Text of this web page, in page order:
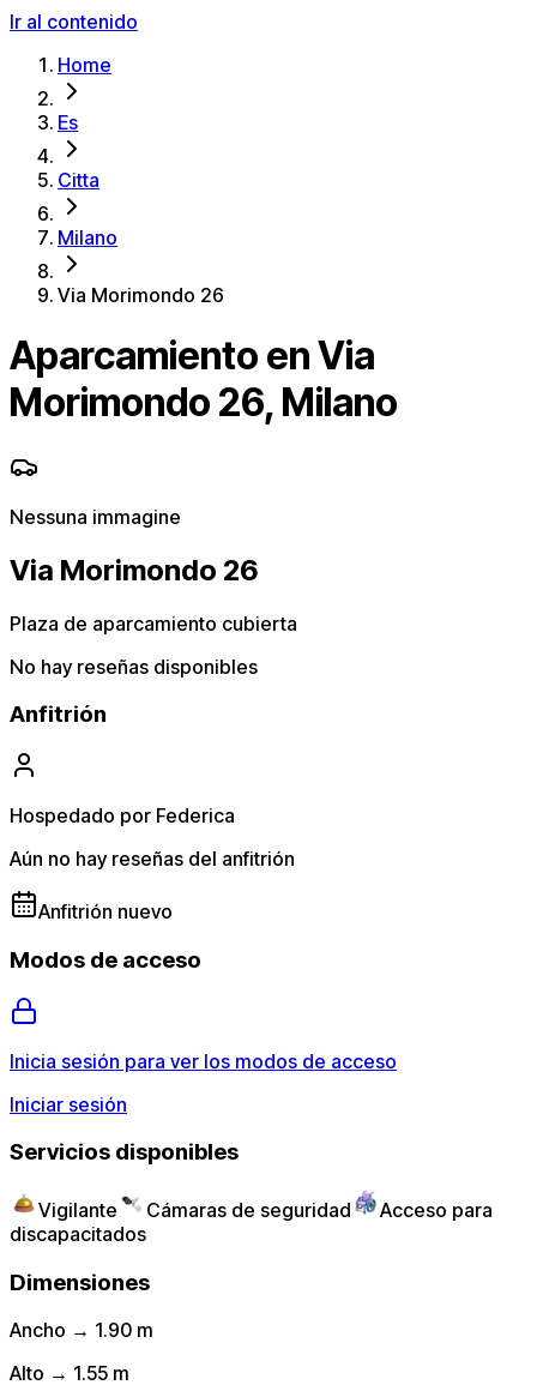
Ir al contenido
Home
Es
Citta
Milano
Via Morimondo 26
Aparcamiento en Via
Morimondo 26, Milano
Nessuna immagine
Via Morimondo 26
Plaza de aparcamiento cubierta
No hay reseñas disponibles
Anfitrión
Hospedado por Federica
Aún no hay reseñas del anfitrión
Anfitrión nuevo
Modos de acceso
Inicia sesión para ver los modos de acceso
Iniciar sesión
Servicios disponibles
Vigilante Cámaras de seguridad
Acceso para
discapacitados
Dimensiones
Ancho → 1.90 m
Alto → 1.55 m